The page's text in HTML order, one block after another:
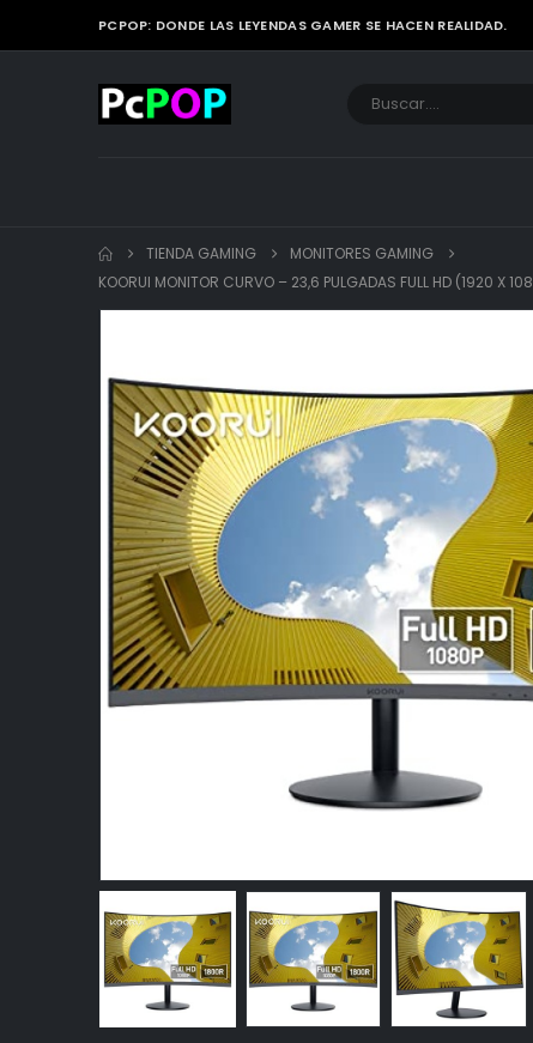
PCPOP: DONDE LAS LEYENDAS GAMER SE HACEN REALIDAD.
TIENDA GAMING
MONITORES GAMING
KOORUI MONITOR CURVO – 23,6 PULGADAS FULL HD (1920 X